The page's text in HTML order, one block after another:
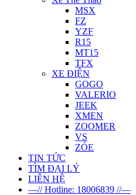
MSX
FZ
YZF
R15
MT15
TFX
XE ĐIỆN
GOGO
VALERIO
JEEK
XMEN
ZOOMER
VS
ZÓE
TIN TỨC
TÌM ĐẠI LÝ
LIÊN HỆ
—// Hotline: 18006839 //—